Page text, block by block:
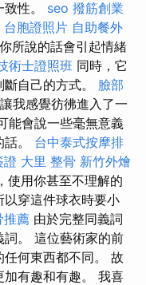
性。 seo 撥筋創業
台胞證照片 自助餐外
你所說的話會引起情緒
術士證照班 同時，它
自己的方式。 臉部
我感覺彷彿進入了一
能會說一些毫無意義
。 台中泰式按摩排
證 大里 整骨 新竹外燴
使用你甚至不理解的
穿這件球衣時要小
推薦 由於完整同義詞
詞。 這位藝術家的前
何東西都不同。 故
有趣和有趣。 我喜